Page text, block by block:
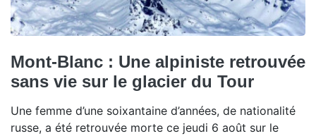
Mont-Blanc : Une alpiniste retrouvée
sans vie sur le glacier du Tour
Une femme d’une soixantaine d’années, de nationalité
russe, a été retrouvée morte ce jeudi 6 août sur le